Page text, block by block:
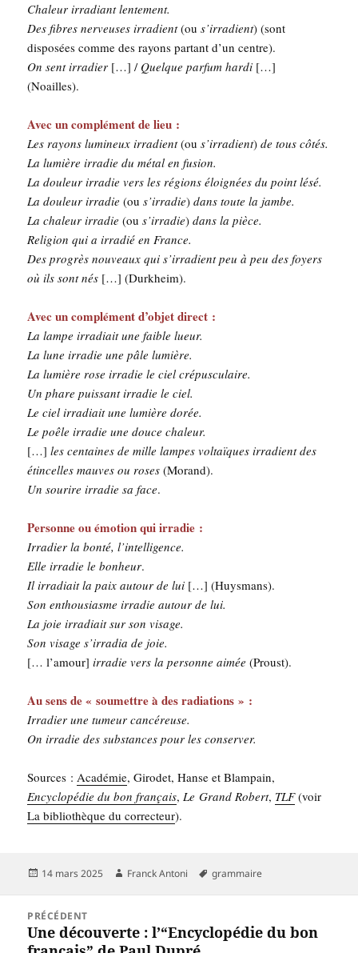
Cha­leur irra­diant len­te­ment.
Des fibres ner­veuses irra­dient(ous’irradient) (sont
dis­po­sées comme des rayons par­tant d’un centre).
On sent irra­dier […] / Quelque par­fum har­di […]
(Noailles).
Avec un com­plé­ment de lieu :
Les rayons lumi­neux irra­dient(ous’irradient) de tous côtés.
La lumière irra­die du métal en fusion.
La dou­leur irra­die vers les régions éloi­gnées du point lésé.
La dou­leur irra­die (ous’irradie)dans toute la jambe.
La cha­leur irra­die (ous’irradie)dans la pièce.
Reli­gion qui a irra­dié en France.
Des pro­grès nou­veaux qui s’irradient peu à peu des foyers
où ils sont nés […] (Dur­kheim).
Avec un com­plé­ment d’objet direct :
La lampe irra­diait une faible lueur.
La lune irra­die une pâle lumière.
La lumière rose irra­die le ciel cré­pus­cu­laire.
Un phare puis­sant irra­die le ciel.
Le ciel irra­diait une lumière dorée.
Le poêle irra­die une douce cha­leur.
[…]les cen­taines de mille lampes vol­taïques irra­dient des
étin­celles mauves ou roses (Morand).
Un sou­rire irra­die sa face.
Per­sonne ou émo­tion qui irra­die :
Irra­dier la bon­té, l’intelligence.
Elle irra­die le bon­heur.
Il irra­diait la paix autour de lui […] (Huys­mans).
Son enthou­siasme irra­die autour de lui.
La joie irra­diait sur son visage.
Son visage s’irradia de joie.
[… l’amour]irra­die vers la per­sonne aimée (Proust).
Au sens de « sou­mettre à des radia­tions » :
Irra­dier une tumeur can­cé­reuse.
On irra­die des sub­stances pour les conserver.
Sources :Aca­dé­mie, Giro­det, Hanse et Blam­pain,
Ency­clo­pé­die du bon fran­çais,Le Grand Robert, TLF(voir
La biblio­thèque du cor­rec­teur).
Publié
14 mars 2025 Auteur
Franck Antoni
Mots-
grammaire
l’article
PRÉCÉDENT
Article
Une découverte : l’“Encyclopédie du bon